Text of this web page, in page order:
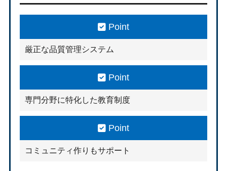
Point
厳正な品質管理システム
Point
専門分野に特化した教育制度
Point
コミュニティ作りもサポート